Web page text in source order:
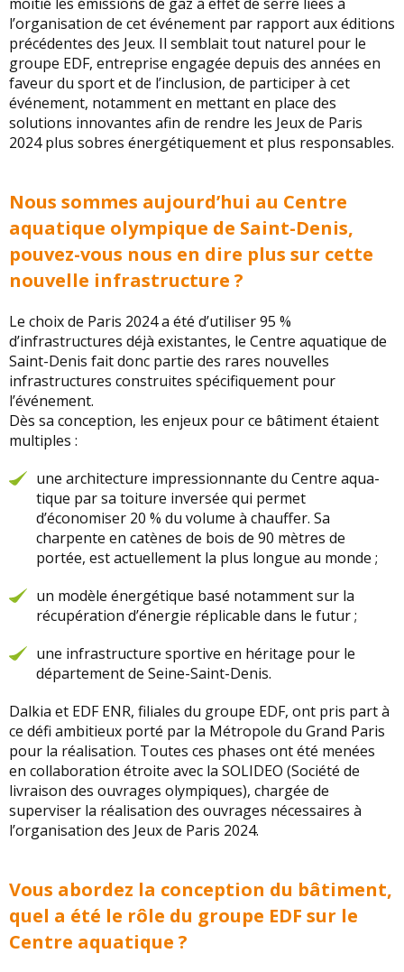
l’organisation de cet événement par rapport aux éditions
précédentes des Jeux. Il semblait tout naturel pour le
groupe EDF, entreprise engagée depuis des années en
faveur du sport et de l’inclusion, de participer à cet
événement, notamment en mettant en place des
solutions innovantes afin de rendre les Jeux de Paris
2024 plus sobres énergétiquement et plus responsables.
Nous sommes aujourd’hui au Centre
aquatique olympique de Saint-Denis,
pouvez-vous nous en dire plus sur cette
nouvelle infrastructure ?
Le choix de Paris 2024 a été d’utiliser 95 %
d’infrastructures déjà existantes, le Centre aquatique de
Saint-Denis fait donc partie des rares nouvelles
infrastructures construites spécifiquement pour
l’événement.
Dès sa conception, les enjeux pour ce bâtiment étaient
multiples :
une architecture impressionnante du Centre aqua-
tique par sa toiture inversée qui permet
d’économiser 20 % du volume à chauffer. Sa
charpente en catènes de bois de 90 mètres de
portée, est actuellement la plus longue au monde ;
un modèle énergétique basé notamment sur la
récupération d’énergie réplicable dans le futur ;
une infrastructure sportive en héritage pour le
département de Seine-Saint-Denis.
Dalkia et EDF ENR, filiales du groupe EDF, ont pris part à
ce défi ambitieux porté par la Métropole du Grand Paris
pour la réalisation. Toutes ces phases ont été menées
en collaboration étroite avec la SOLIDEO (Société de
livraison des ouvrages olympiques), chargée de
superviser la réalisation des ouvrages nécessaires à
l’organisation des Jeux de Paris 2024.
Vous abordez la conception du bâtiment,
quel a été le rôle du groupe EDF sur le
Centre aquatique ?